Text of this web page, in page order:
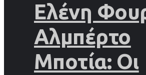
Ελένη
Αλμπέρτο
Μποτία: Οι